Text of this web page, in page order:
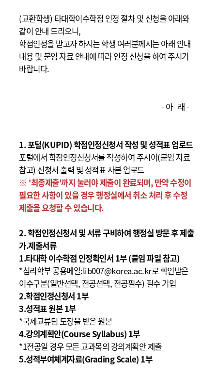
(교환학생) 타대학이수학점 인정 절차 및 신청을 아래와
같이 안내 드리오니,
학점인정을 받고자 하시는 학생 여러분께서는 아래 안내
내용 및 붙임 자료 안내에 따라 인정 신청을 하여 주시기
바랍니다.
- 아 래 -
1. 포털(KUPID) 학점인정신청서 작성 및 성적표 업로드
포털에서 학점인정신청서를 작성하여 주시어(붙임 자료
참고) 신청서 출력 및 성적표 사본 업로드
※ '최종제출'까지 눌러야 제출이 완료되며, 만약 수정이
필요한 사항이 있을 경우행정실에서 취소 처리 후수정
제출을 요청할 수 있습니다.
2. 학점인정신청서 및 서류 구비하여 행정실 방문 후 제출
가.제출서류
1.타대학 이수학점 인정확인서 1부 (붙임 파일 참고)
*심리학부 공용메일:lib007@korea.ac.kr로 확인받은
이수구분(일반선택, 전공선택, 전공필수) 필수 기입
2.학점인정신청서 1부
3.성적표 원본 1부
*국제교류팀 도장을 받은 원본
4.강의계획안(Course Syllabus) 1부
*1전공일 경우 모든 교과목의 강의계획안 제출
5.성적부여체계자료(Grading Scale) 1부